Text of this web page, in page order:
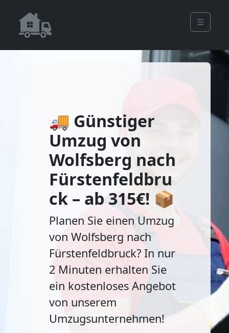
☰
🚚 Günstiger
Umzug von
Wolfsberg nach
Fürstenfeldbru
ck – ab 315€! 📦
Planen Sie einen Umzug
von Wolfsberg nach
Fürstenfeldbruck? In nur
2 Minuten erhalten Sie
ein kostenloses Angebot
von unserem
Umzugsunternehmen!